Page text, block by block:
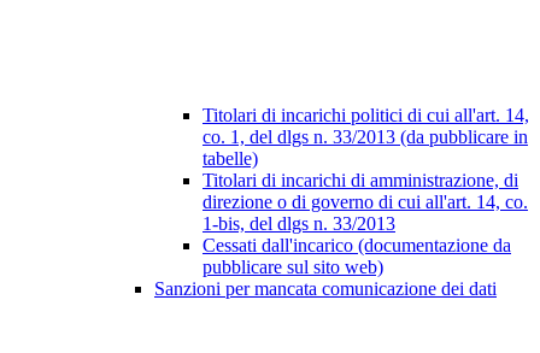
Titolari di incarichi politici di cui all'art. 14,
co. 1, del dlgs n. 33/2013 (da pubblicare in
tabelle)
Titolari di incarichi di amministrazione, di
direzione o di governo di cui all'art. 14, co.
1-bis, del dlgs n. 33/2013
Cessati dall'incarico (documentazione da
pubblicare sul sito web)
Sanzioni per mancata comunicazione dei dati